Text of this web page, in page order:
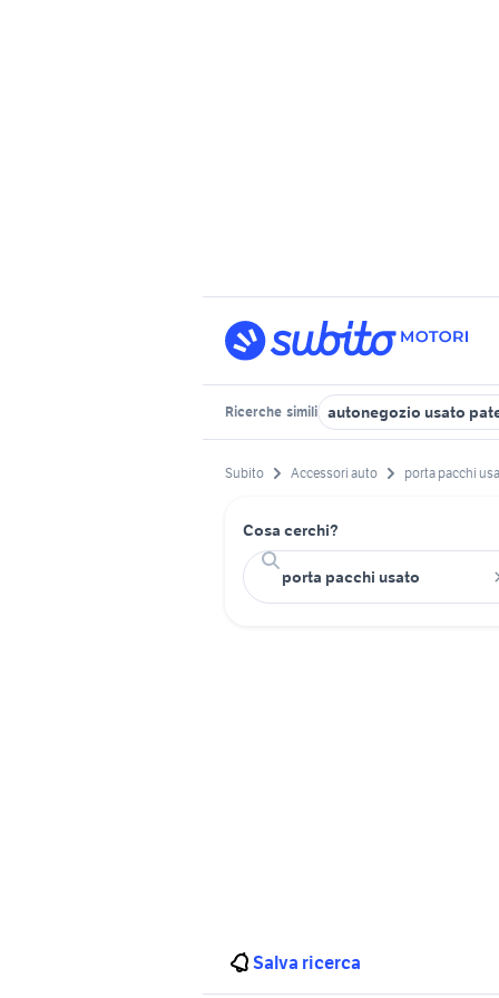
Ricerche simili autonegozio usato
Subito Accessori auto porta pacchi
Cosa cerchi?
Salva ricerca